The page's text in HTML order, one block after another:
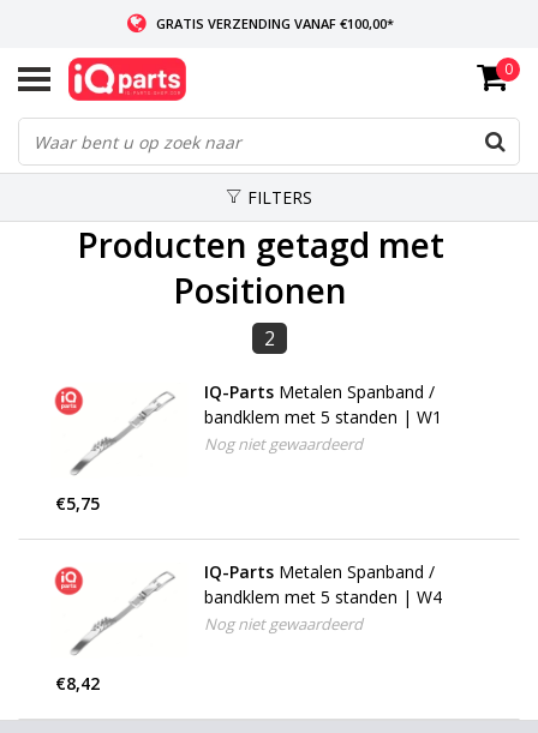
GRATIS VERZENDING VANAF €100,00*
INDIEN VOORRADIG: VOOR 14:00 BESTELD, ZELFDE DAG VERZONDEN
WERELDWIJDE LEVERING
0
FILTERS
Producten getagd met
Positionen
2
IQ-Parts Metalen Spanband /
bandklem met 5 standen | W1
Nog niet gewaardeerd
€5,75
IQ-Parts Metalen Spanband /
bandklem met 5 standen | W4
Nog niet gewaardeerd
€8,42